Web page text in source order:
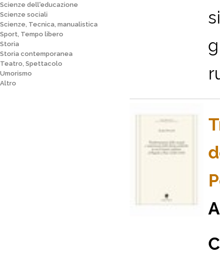
Scienze dell'educazione
Scienze sociali
Scienze, Tecnica, manualistica
Sport, Tempo libero
Storia
Storia contemporanea
Teatro, Spettacolo
Umorismo
Altro